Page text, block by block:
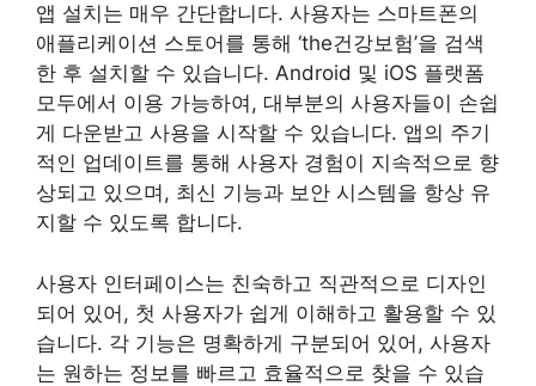
앱 설치는 매우 간단합니다. 사용자는 스마트폰의
애플리케이션 스토어를 통해 ‘the건강보험’을 검색
한 후 설치할 수 있습니다. Android 및 iOS 플랫폼
모두에서 이용 가능하여, 대부분의 사용자들이 손쉽
게 다운받고 사용을 시작할 수 있습니다. 앱의 주기
적인 업데이트를 통해 사용자 경험이 지속적으로 향
상되고 있으며, 최신 기능과 보안 시스템을 항상 유
지할 수 있도록 합니다.
사용자 인터페이스는 친숙하고 직관적으로 디자인
되어 있어, 첫 사용자가 쉽게 이해하고 활용할 수 있
습니다. 각 기능은 명확하게 구분되어 있어, 사용자
는 원하는 정보를 빠르고 효율적으로 찾을 수 있습